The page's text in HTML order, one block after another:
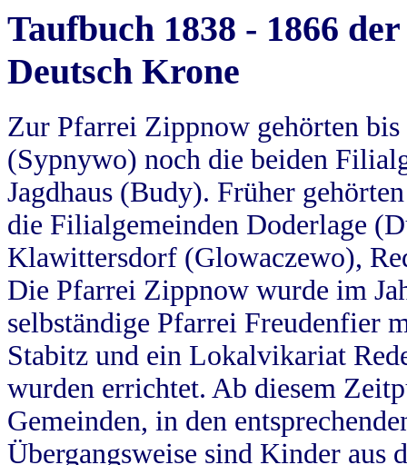
Taufbuch 1838 - 1866
Deutsch Krone
Zur Pfarrei Zippnow gehörten
(Sypnywo) noch die beiden
Jagdhaus (Budy). Früher
die Filialgemeinden Doderlage
Klawittersdorf (Glowaczewo),
Die Pfarrei Zippnow wurde im
selbständige Pfarrei Freudenfier
Stabitz und ein Lokalvikariat
wurden errichtet. Ab diesem
Gemeinden, in den
Übergangsweise sind Kinder aus